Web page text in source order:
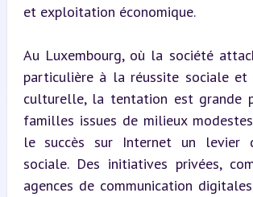
et exploitation économique.
Au Luxembourg, où la société
particulière à la réussite sociale
culturelle, la tentation est grande
familles issues de milieux
le succès sur Internet un levier
sociale. Des initiatives privées,
agences de communication